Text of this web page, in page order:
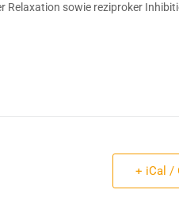
sowie reziproker
+ iCal /